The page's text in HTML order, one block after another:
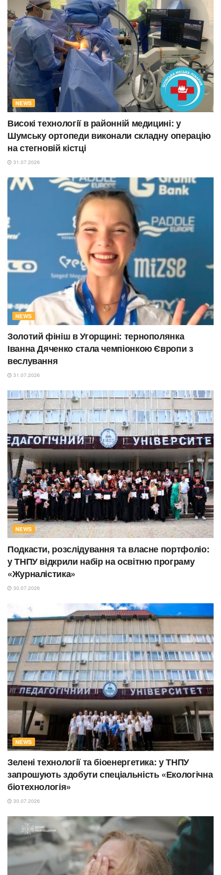
NEWS
Високі технології в районній медицині: у
Шумську ортопеди виконали складну операцію
на стегновій кістці
31.07.2026
NEWS
Золотий фініш в Угорщині: тернополянка
Іванна Дяченко стала чемпіонкою Європи з
веслування
31.07.2026
NEWS
Подкасти, розслідування та власне портфоліо:
у ТНПУ відкрили набір на освітню програму
«Журналістика»
30.07.2026
NEWS
Зелені технології та біоенергетика: у ТНПУ
запрошують здобути спеціальність «Екологічна
біотехнологія»
30.07.2026